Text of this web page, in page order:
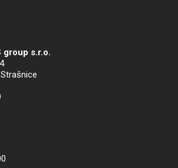
group s.r.o.